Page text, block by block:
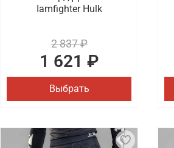
Iamfighter Hulk
2 837 ₽
1 621 ₽
Выбрать